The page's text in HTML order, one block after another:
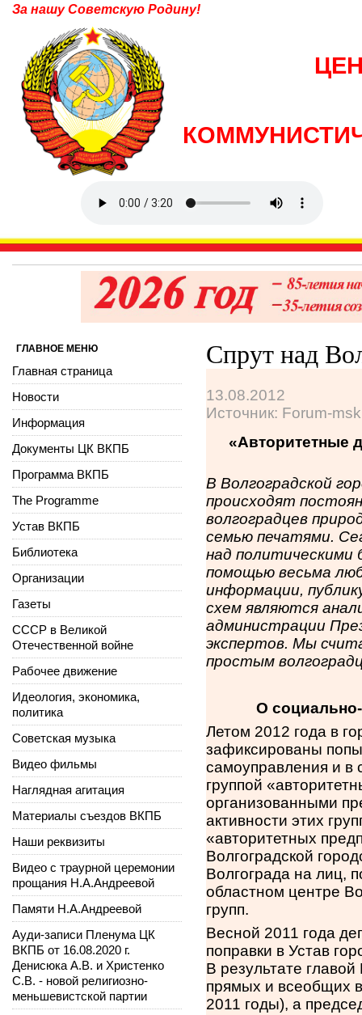
За нашу Советскую Родину!
Спрут над
13.08.2012
Источник: Forum-
«Авторитетные
В Волгоградской
происходят
волгоградцев
семью печатями.
над политическими
помощью весьма
информации,
схем являются
администрации
экспертов. Мы
простым
О
Летом 2012 года в
зафиксированы
самоуправления и в
группой
организованными
активности этих
«авторитетных
Волгоградской
Волгограда на лиц,
областном центре
групп.
Весной 2011 года
поправки в Устав
В результате
прямых и всеобщих
2011 годы), а
ГЛАВНОЕ МЕНЮ
Главная страница
Новости
Информация
Документы ЦК ВКПБ
Программа ВКПБ
The Programme
Устав ВКПБ
Библиотека
Организации
Газеты
СССР в Великой
Отечественной войне
Рабочее движение
Идеология, экономика,
политика
Советская музыка
Видео фильмы
Наглядная агитация
Материалы съездов ВКПБ
Наши реквизиты
Видео с траурной церемонии
прощания Н.А.Андреевой
Памяти Н.А.Андреевой
Ауди-записи Пленума ЦК
ВКПБ от 16.08.2020 г.
Денисюка А.В. и Христенко
С.В. - новой религиозно-
меньшевистской партии